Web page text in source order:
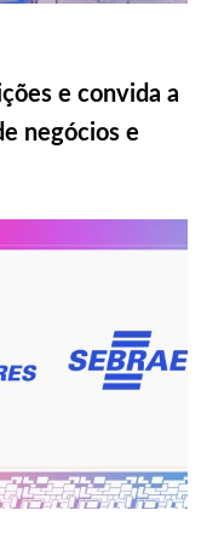
e convida a
negócios e